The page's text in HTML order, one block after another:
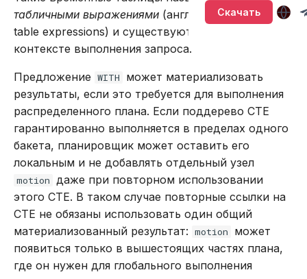
Скачать
а
ь
д
л
и
Версионирование
Подключение через
DBeaver
Работа с данными SQL
Управление кластером в
промышленной среде с
ограниченными
привилегиями
Обновление кластера
Тестирование
производительности
Резервное копирование
и восстановление
Управление доступом
Аутентификация с
помощью LDAP
BACKUP
CALL
CREATE INDEX
CREATE PROCEDURE
CREATE ROLE
CREATE USER
LOWER
SUBSTR
SUBSTRING
Агрегатные функции
Встроенные оконные
функции
Функции даты и времени
Sirin
Synapse
Ouroboros
Описание системных
таблиц
Хранение системных
таблиц в памяти
Интерфейс RPC API
Файберы, потоки и
многозадачность
Глоссарий
табличными выражениями (англ. CTE — common
table expressions) и существуют только в
контексте выполнения запроса.
Предложение WITH
может материализовать
результаты, если это требуется для выполнения
распределенного плана. Если поддерево CTE
гарантированно выполняется в пределах одного
бакета, планировщик может оставить его
локальным и не добавлять отдельный узел
motion даже при повторном использовании
этого CTE. В таком случае повторные ссылки на
CTE не обязаны использовать один общий
материализованный результат: motion
может
появиться только в вышестоящих частях плана,
где он нужен для глобального выполнения